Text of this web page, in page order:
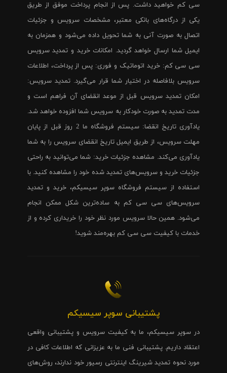
سی کم خواهید داشت. پس از انجام پرداخت موفق از طریق
یکی از درگاه‌های بانکی معتبر، مشخصات سرویس و جزئیات
اتصال به صورت آنی به شما تحویل داده می‌شود و همزمان به
ایمیل شما ارسال خواهد گردید. امکانات خرید و تمدید سرویس
سی سی کم: خرید اتوماتیک و فوری: پس از پرداخت، اطلاعات
سرویس بلافاصله در اختیار شما قرار می‌گیرد. تمدید سرویس:
امکان تمدید سرویس قبل از موعد انقضای آن فراهم است و
مدت تمدید به صورت خودکار به سرویس شما افزوده خواهد شد.
یادآوری تاریخ انقضا: سیستم فروشگاه ما 2 روز قبل از پایان
مهلت سرویس، از طریق ایمیل تاریخ انقضای سرویس را به شما
یادآوری می‌کند. مشاهده جزئیات خرید: شما می‌توانید به راحتی
جزئیات خرید و سرویس‌های تمدید شده خود را مشاهده کنید. با
استفاده از سیستم فروشگاه سوپر سیسیکم، خرید و تمدید
سرویس‌های سی سی کم به ساده‌ترین شکل ممکن انجام
می‌شود. همین حالا سرویس مورد نظر خود را خریداری کرده و از
خدمات با کیفیت سی سی کم بهره‌مند شوید!
پشتیبانی سوپر سیسیکم
در سوپر سیسیکم، ما به کیفیت سرویس و پشتیبانی واقعی
اعتقاد داریم. پشتیبانی فنی ما به عزیزانی که اطلاعات کافی در
مورد نحوه تمدید شیرینگ اینترنتی رسیور خود ندارند، روش‌های